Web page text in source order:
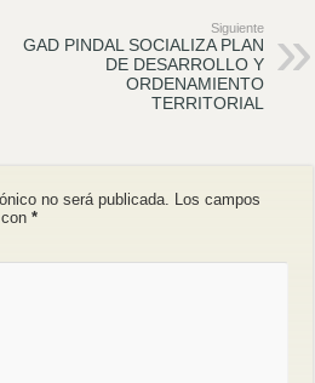
Siguiente
GAD PINDAL SOCIALIZA PLAN
DE DESARROLLO Y
ORDENAMIENTO
TERRITORIAL
no será publicada. Los campos
con*